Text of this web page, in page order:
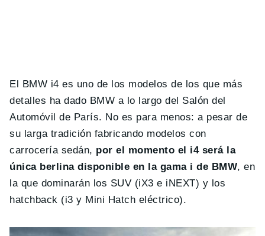
El BMW i4 es uno de los modelos de los que más
detalles ha dado BMW a lo largo del Salón del
Automóvil de París. No es para menos: a pesar de
su larga tradición fabricando modelos con
carrocería sedán, por el momento el i4 será la
única berlina disponible en la gama i de BMW, en
la que dominarán los SUV (iX3 e iNEXT) y los
hatchback (i3 y Mini Hatch eléctrico).